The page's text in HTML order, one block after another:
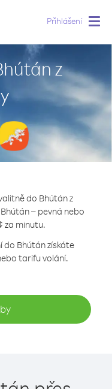
Přihlášení
z
do Bhútán z
– pevná nebo
za minutu.
do Bhútán získáte
tarifu volání.